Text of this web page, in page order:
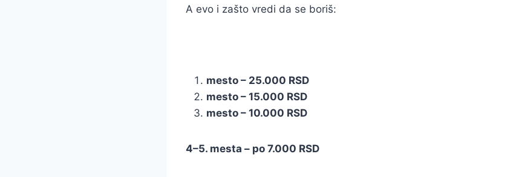
A evo i zašto vredi da se boriš:
mesto – 25.000 RSD
mesto – 15.000 RSD
mesto – 10.000 RSD
4–5. mesta – po 7.000 RSD